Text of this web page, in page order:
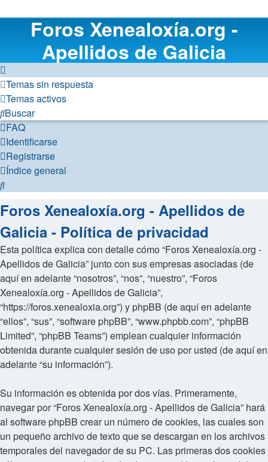
Foros Xenealoxía.org -
Apellidos de Galicia
Temas sin respuesta
Temas activos
Buscar
FAQ
Identificarse
Registrarse
Índice general
Buscar
Foros Xenealoxía.org - Apellidos de
Galicia - Política de privacidad
Esta política explica con detalle cómo “Foros Xenealoxía.org -
Apellidos de Galicia” junto con sus empresas asociadas (de
aquí en adelante “nosotros”, “nos”, “nuestro”, “Foros
Xenealoxía.org - Apellidos de Galicia”,
“https://foros.xenealoxia.org”) y phpBB (de aquí en adelante
“ellos”, “sus”, “software phpBB”, “www.phpbb.com”, “phpBB
Limited”, “phpBB Teams”) emplean cualquier información
obtenida durante cualquier sesión de uso por usted (de aquí en
adelante “su información”).
Su información es obtenida por dos vías. Primeramente,
navegar por “Foros Xenealoxía.org - Apellidos de Galicia” hará
al software phpBB crear un número de cookies, las cuales son
un pequeño archivo de texto que se descargan en los archivos
temporales del navegador de su PC. Las primeras dos cookies